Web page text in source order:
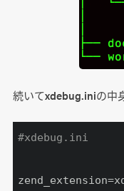
続いてxdebug.iniの中
#xdebug.ini